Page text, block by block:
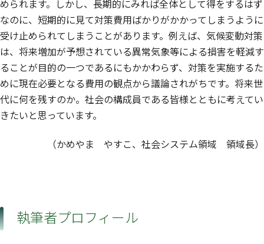
められます。しかし、長期的にみれば全体として得をするはず
なのに、短期的に見て対策費用ばかりがかかってしまうように
受け止められてしまうことがあります。例えば、気候変動対策
は、将来増加が予想されている異常気象等による損害を軽減す
ることが目的の一つであるにもかかわらず、対策を実施するた
めに現在必要となる費用の観点から議論されがちです。将来世
代に何を残すのか。社会の構成員である皆様とともに考えてい
きたいと思っています。
（かめやま やすこ、社会システム領域 領域長）
執筆者プロフィール